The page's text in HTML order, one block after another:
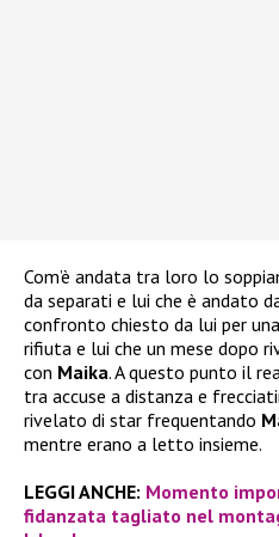
Com’è andata tra loro lo
da separati e lui che è andato
confronto chiesto da lui per
rifiuta e lui che un mese dopo
con Maika. A questo punto il
tra accuse a distanza e
rivelato di star frequentando
mentre erano a letto insieme.
LEGGI ANCHE: Momento
fidanzata tagliato nel